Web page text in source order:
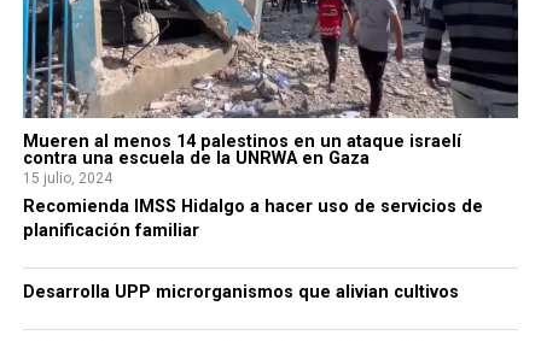
Mueren al menos 14 palestinos en un ataque israelí
contra una escuela de la UNRWA en Gaza
15 julio, 2024
Recomienda IMSS Hidalgo a hacer uso de servicios de
planificación familiar
Desarrolla UPP microrganismos que alivian cultivos